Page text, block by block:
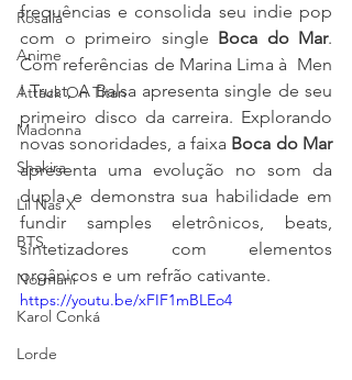
Rosalía
Anime
Attack On Titan
Madonna
Shakira
Lil Nas X
BTS
Normani
Karol Conká
Lorde
frequências e consolida seu indie pop
com o primeiro single Boca do Mar.
Com referências de Marina Lima à  Men
I Trust, A Balsa apresenta single de seu
primeiro disco da carreira. Explorando
novas sonoridades, a faixa Boca do Mar
apresenta uma evolução no som da
dupla e demonstra sua habilidade em
fundir samples eletrônicos, beats,
sintetizadores com elementos
orgânicos e um refrão cativante.
https://youtu.be/xFIF1mBLEo4